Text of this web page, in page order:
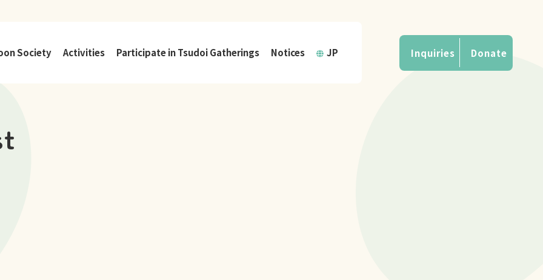
Society Activities
About Tsudoi Gatherings
Participate in Tsudoi Gatherings Notices JP Inquiries Donate